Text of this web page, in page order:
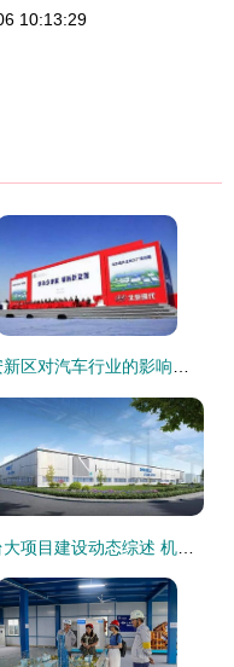
10:13:29